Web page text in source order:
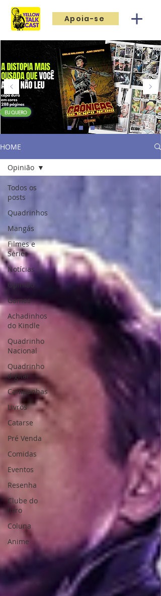
Apoia-se
EU QUERO
HOME
Todos os
posts
Quadrinhos
Mangás
Filmes e
Séries
Notícias
Opinião
Games
Achadinhos
do Kindle
Quadrinho
Nacional
Quadrinho
digital
Campanhas
Livros
Catarse
Pré Venda
Comidas
Eventos
Resenha
Clube do
livro
Coluna
Anime
Opinião